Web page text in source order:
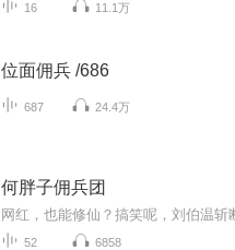
16 11.1万
位面佣兵 /686
687 24.4万
何胖子佣兵团
52 6858